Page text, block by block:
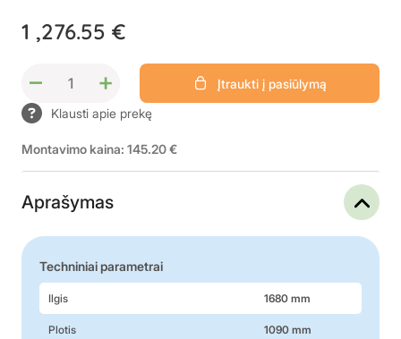
1 ,276.55 €
– +
Įtraukti į pasiūlymą
Klausti apie prekę
Montavimo kaina: 145.20 €
Aprašymas
Techniniai parametrai
Ilgis 1680 mm
Plotis 1090 mm